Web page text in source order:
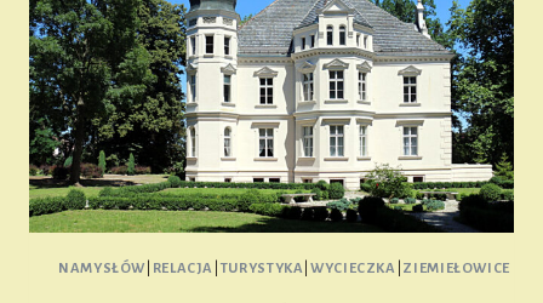
NAMYSŁÓW RELACJA TURYSTYKA |WYCIECZKA ZIEMIEŁOWICE